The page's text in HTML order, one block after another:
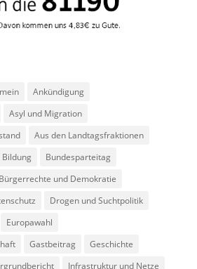
Ankündigung
Asyl und Migration
Aus den Landtagsfraktionen
Bildung
Bundesparteitag
Bürgerrechte und Demokratie
Drogen und Suchtpolitik
Europawahl
Gastbeitrag
Geschichte
Infrastruktur und Netze